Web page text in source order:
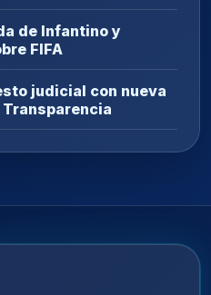
de Infantino y
FIFA
judicial con nueva